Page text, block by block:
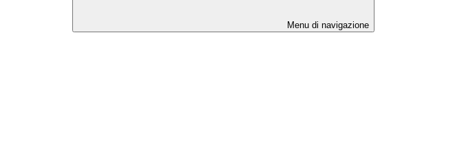
Menu di navigazione